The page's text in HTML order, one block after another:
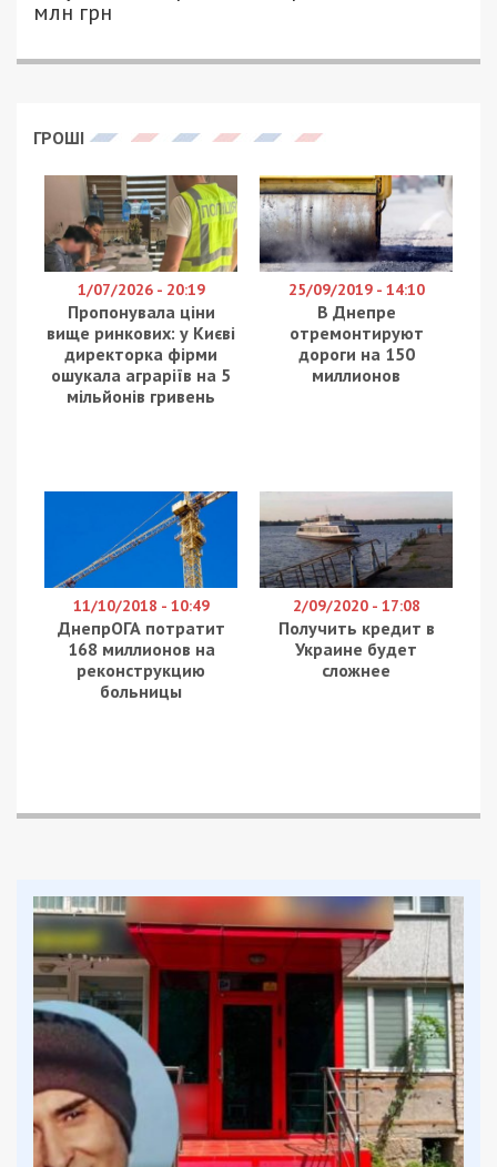
Троє мирних жителів постраждали внаслідок
опинилися Нікопольський, Синельниківський та
Павлоградський райони. Про це вранці 9 червня
повідомляє Дніпропетровська ОВА, передає
.
Найбільше дісталося Нікопольщині. Ворог
атакував Нікополь, Червоногригорівську,
Марганецьку та Покровську громади. Внаслідок
обстрілів пошкоджені об’єкти інфраструктури,
багатоповерхові та приватні будинки, аптека,
тяжкості, молодший проходитиме лікування
перебували Миколаївська та Петропавлівська
громади. Там зайнялися приватний будинок і
гараж. Також пошкоджене пожежне авто.
У Троїцькій громаді Павлоградського району
знищені приватний будинок та господарська
споруда. Ще одна оселя зазнала пошкоджень.
Постраждала 63-річна жінка, її стан не
потребував госпіталізації.
Facebook
Telegram
Twitter
WhatsApp
ViberEmail